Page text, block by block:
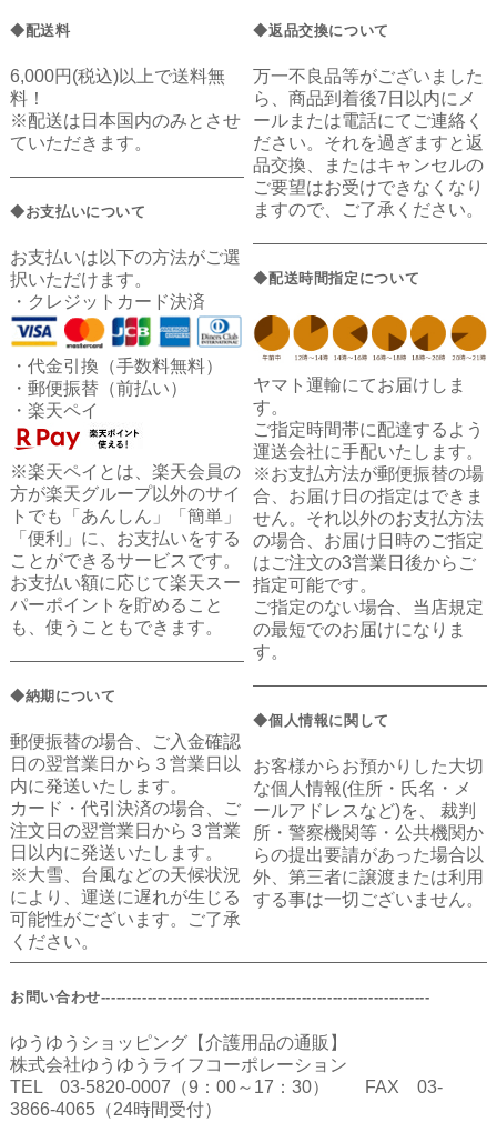
◆配送料
6,000円(税込)以上で送料無
料！
※配送は日本国内のみとさせ
ていただきます。
◆お支払いについて
お支払いは以下の方法がご選
択いただけます。
・クレジットカード決済
・代金引換（手数料無料）
・郵便振替（前払い）
・楽天ペイ
※楽天ペイとは、楽天会員の
方が楽天グループ以外のサイ
トでも「あんしん」「簡単」
「便利」に、お支払いをする
ことができるサービスです。
お支払い額に応じて楽天スー
パーポイントを貯めること
も、使うこともできます。
◆納期について
郵便振替の場合、ご入金確認
日の翌営業日から３営業日以
内に発送いたします。
カード・代引決済の場合、ご
注文日の翌営業日から３営業
日以内に発送いたします。
※大雪、台風などの天候状況
により、運送に遅れが生じる
可能性がございます。ご了承
ください。
◆返品交換について
万一不良品等がございました
ら、商品到着後7日以内にメ
ールまたは電話にてご連絡く
ださい。それを過ぎますと返
品交換、またはキャンセルの
ご要望はお受けできなくなり
ますので、ご了承ください。
◆配送時間指定について
ヤマト運輸にてお届けしま
す。
ご指定時間帯に配達するよう
運送会社に手配いたします。
※お支払方法が郵便振替の場
合、お届け日の指定はできま
せん。それ以外のお支払方法
の場合、お届け日時のご指定
はご注文の3営業日後からご
指定可能です。
ご指定のない場合、当店規定
の最短でのお届けになりま
す。
◆個人情報に関して
お客様からお預かりした大切
な個人情報(住所・氏名・メ
ールアドレスなど)を、 裁判
所・警察機関等・公共機関か
らの提出要請があった場合以
外、第三者に譲渡または利用
する事は一切ございません。
お問い合わせ----------------------------------------------------------------
ゆうゆうショッピング【介護用品の通販】
株式会社ゆうゆうライフコーポレーション
TEL 03-5820-0007（9：00～17：30） FAX 03-
3866-4065（24時間受付）